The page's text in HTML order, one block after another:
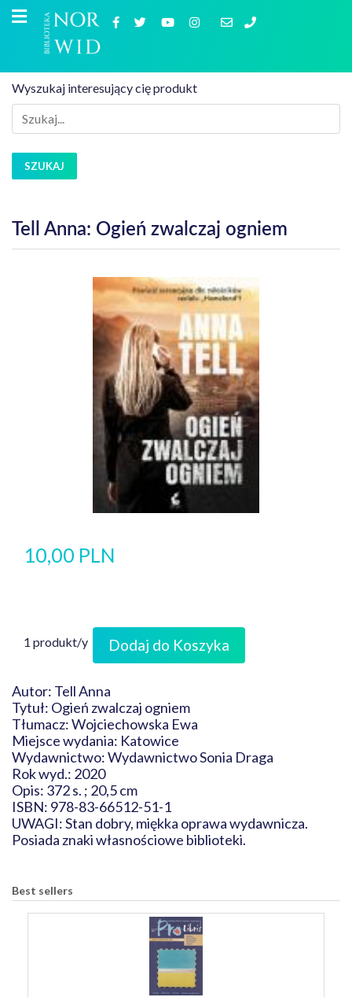
Wyszukaj interesujący cię produkt
SZUKAJ
Tell Anna: Ogień zwalczaj ogniem
10,00 PLN
1 produkt/y Dodaj do Koszyka
Autor: Tell Anna
Tytuł: Ogień zwalczaj ogniem
Tłumacz: Wojciechowska Ewa
Miejsce wydania: Katowice
Wydawnictwo: Wydawnictwo Sonia Draga
Rok wyd.: 2020
Opis: 372 s. ; 20,5 cm
ISBN: 978-83-66512-51-1
UWAGI: Stan dobry, miękka oprawa wydawnicza.
Posiada znaki własnościowe biblioteki.
Best sellers